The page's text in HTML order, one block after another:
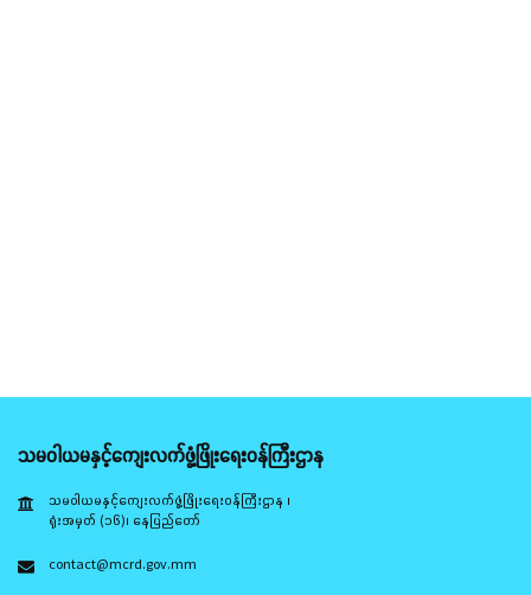
သမဝါယမနှင့်ကျေးလက်ဖွံ့ဖြိုးရေးဝန်ကြီးဌာန
သမဝါယမနှင့်ကျေးလက်ဖွံ့ဖြိုးရေးဝန်ကြီးဌာန ၊
ရုံးအမှတ် (၁၆)၊ နေပြည်တော်
contact@mcrd.gov.mm